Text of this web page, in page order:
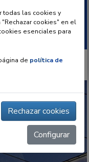
todas las cookies y
cookies" en el
esenciales para
de política de
Rechazar cookies
Configurar